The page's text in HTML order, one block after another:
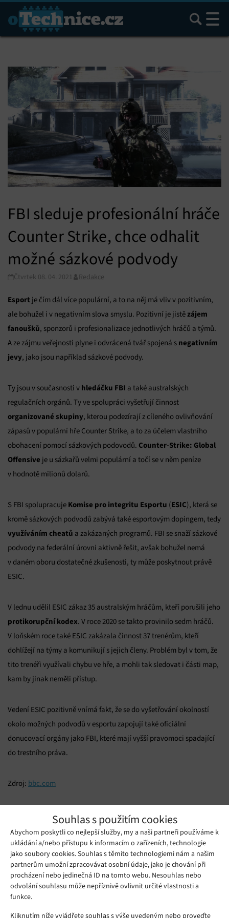
Souhlas s použitím cookies
Abychom poskytli co nejlepší služby, my a naši partneři používáme k
ukládání a/nebo přístupu k informacím o zařízeních, technologie
jako soubory cookies. Souhlas s těmito technologiemi nám a našim
partnerům umožní zpracovávat osobní údaje, jako je chování při
procházení nebo jedinečná ID na tomto webu. Nesouhlas nebo
odvolání souhlasu může nepříznivě ovlivnit určité vlastnosti a
funkce.
Kliknutím níže vyjádřete souhlas s výše uvedeným nebo proveďte
Hledat
FBI sleduje profesionální hráče
Counter Strike, chce odhalit
možné sázkové podvody
Čtvrtek 08. 04. 2021 Redakce
Esport je čím dál více populární, a to na něj má vliv v pozitivním,
ale bohužel i v negativním slova smyslu. Pozitivní je jistězájem
fanoušků, sponzorů i profesionalizace jednotlivých hráčů a týmů.
A ze zájmu veřejnosti plyne i odvrácená tvář spojená s negativním
jevy, jako jsou například sázkové podvody.
Ty jsou v současnosti v hledáčku FBI a také australských
regulačních orgánů. Ty ve spolupráci vyšetřují činnost
organizované skupiny, kterou podezírají z cíleného ovlivňování
zápasů v populární hře Counter Strike, a to za účelem vlastního
obohacení pomocí sázkových podovodů. Counter-Strike: Global
Offensive je u sázkařů velmi populární a točí se v něm peníze
v hodnotě milionů dolarů.
S FBI spolupracuje Komise pro integritu Esportu (ESIC), která se
kromě sázkových podvodů zabývá také esportovým dopingem, tedy
využíváním cheatů a zakázaných programů. FBI se snaží sázkové
podvody na federální úrovni aktivně řešit, avšak bohužel nemá
v daném oboru dostatečné zkušenosti, ty může poskytnout právě
ESIC.
V lednu udělil ESIC zákaz 35 australským hráčům, kteří porušili jeho
protikorupční kodex. V roce 2020 se takto provinilo sedm hráčů.
V loňském roce také ESIC zakázala činnost 37 trenérům, kteří
dohlížejí na týmy a komunikují s jejich členy. Problém byl v tom, že
tito trenéři využívali chybu ve hře, a mohli tak sledovat i části map,
kam by jinak neměli přístup.
Vedení ESIC pozitivně vnímá fakt, že se do vyšetřování okolností
okolo možných podvodů v esportu zapojují také oficiální
donucovací orgány jako FBI, které mají vyšší pravomoci spadající
do trestního práva.
Zdroj: bbc.com
Mohlo by se vám líbit